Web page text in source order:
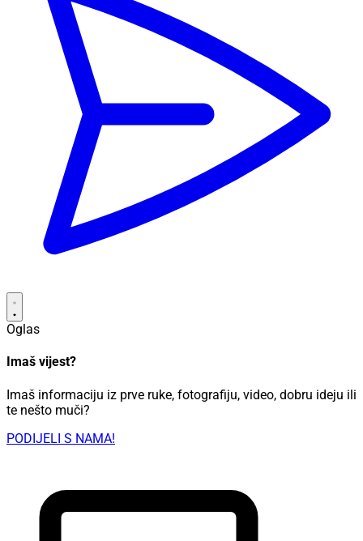
Oglas
Imaš vijest?
Imaš informaciju iz prve ruke, fotografiju, video, dobru ideju ili
te nešto muči?
PODIJELI S NAMA!